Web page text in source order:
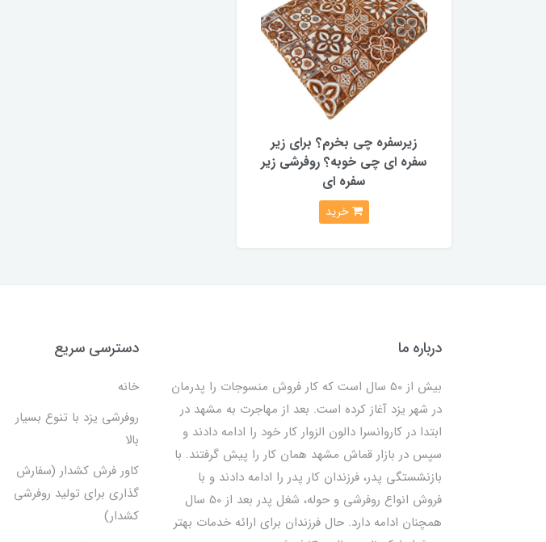
زیرسفره چی بخرم؟ برای زیر
سفره ای چی خوبه؟ روفرشی زیر
سفره ای
خرید
درباره ما
بیش از 50 سال است که کار فروش منسوجات را پدرمان
در شهر یزد آغاز کرده است. بعد از مهاجرت به مشهد در
ابتدا در کاروانسرا دالون الزوار کار خود را ادامه دادند و
سپس در بازار قماش مشهد همان کار را پیش گرفتند. با
بازنشستگی پدر، فرزندان کار پدر را ادامه دادند و با
فروش انواع روفرشی و حوله، شغل پدر بعد از 50 سال
همچنان ادامه دارد. حال فرزندان برای ارائه خدمات بهتر
دسترسی سریع
خانه
روفرشی یزد با تنوع بسیار
بالا
کاور فرش کشدار (سفارش
گذاری برای تولید روفرشی
کشدار)